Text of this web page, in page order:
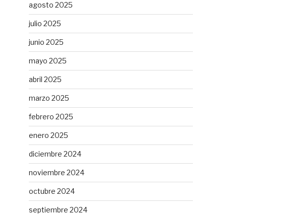
agosto 2025
julio 2025
junio 2025
mayo 2025
abril 2025
marzo 2025
febrero 2025
enero 2025
diciembre 2024
noviembre 2024
octubre 2024
septiembre 2024